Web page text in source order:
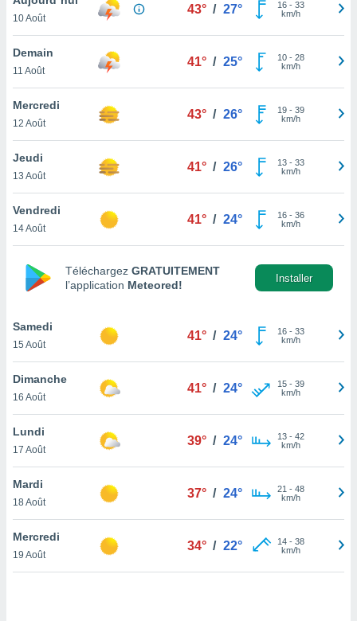
et
»,
au
vous
qu'ils
ou
le
ainsi
un
la
du
votre
à
en
le
10 Août
43° / 27° 16- 33
km/h
Demain
11 Août
41° / 25° 10- 28
km/h
Mercredi
12 Août
43° / 26° 19- 39
km/h
Jeudi
13 Août
41° / 26° 13- 33
km/h
Vendredi
14 Août
41° / 24° 16- 36
km/h
Téléchargez GRATUITEMENT
l’application Meteored!
Installer
Samedi
15 Août
41° / 24° 16- 33
km/h
Dimanche
16 Août
41° / 24° 15- 39
km/h
Lundi
17 Août
39° / 24° 13- 42
km/h
Mardi
18 Août
37° / 24° 21 - 48
km/h
Mercredi
19 Août
34° / 22° 14- 38
km/h